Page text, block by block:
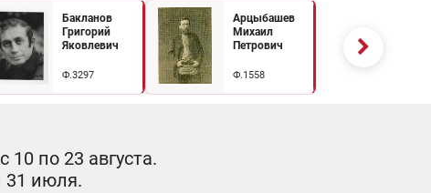
Бакланов
Григорий
Яковлевич
Ф.3297
Арцыбашев
Михаил
Петрович
Ф.1558
по 23 августа.
31 июля.